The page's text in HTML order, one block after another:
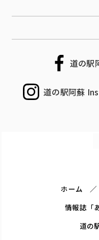
道の駅
道の駅阿蘇
ホーム
情報誌「
道の